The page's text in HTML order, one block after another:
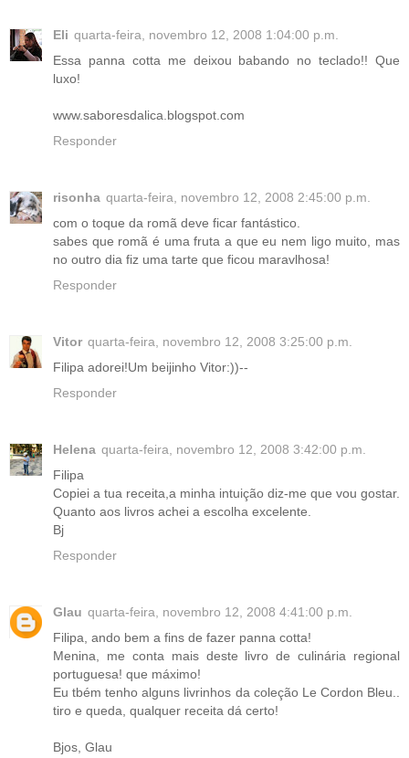
Eli quarta-feira, novembro 12, 2008 1:04:00 p.m.
Essa panna cotta me deixou babando no teclado!! Que
luxo!
www.saboresdalica.blogspot.com
Responder
risonha quarta-feira, novembro 12, 2008 2:45:00 p.m.
com o toque da romã deve ficar fantástico.
sabes que romã é uma fruta a que eu nem ligo muito, mas
no outro dia fiz uma tarte que ficou maravlhosa!
Responder
Vitor quarta-feira, novembro 12, 2008 3:25:00 p.m.
Filipa adorei!Um beijinho Vitor:))--
Responder
Helena quarta-feira, novembro 12, 2008 3:42:00 p.m.
Filipa
Copiei a tua receita,a minha intuição diz-me que vou gostar.
Quanto aos livros achei a escolha excelente.
Bj
Responder
Glau quarta-feira, novembro 12, 2008 4:41:00 p.m.
Filipa, ando bem a fins de fazer panna cotta!
Menina, me conta mais deste livro de culinária regional
portuguesa! que máximo!
Eu tbém tenho alguns livrinhos da coleção Le Cordon Bleu..
tiro e queda, qualquer receita dá certo!
Bjos, Glau